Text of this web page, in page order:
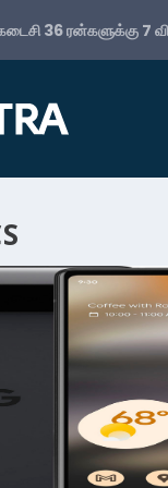
36 ரன்களுக்கு 7